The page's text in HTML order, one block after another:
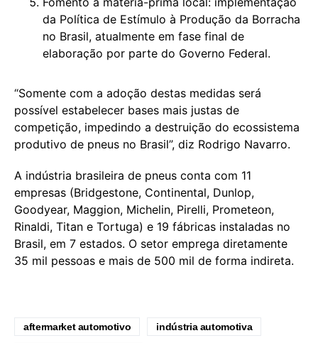
da Política de Estímulo à Produção da Borracha
no Brasil, atualmente em fase final de
elaboração por parte do Governo Federal.
“Somente com a adoção destas medidas será
possível estabelecer bases mais justas de
competição, impedindo a destruição do ecossistema
produtivo de pneus no Brasil”, diz Rodrigo Navarro.
A indústria brasileira de pneus conta com 11
empresas (Bridgestone, Continental, Dunlop,
Goodyear, Maggion, Michelin, Pirelli, Prometeon,
Rinaldi, Titan e Tortuga) e 19 fábricas instaladas no
Brasil, em 7 estados. O setor emprega diretamente
35 mil pessoas e mais de 500 mil de forma indireta.
aftermarket automotivo indústria automotiva